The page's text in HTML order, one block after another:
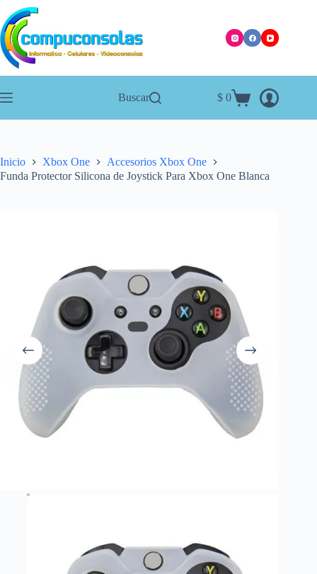
Saltar
al
contenido
Buscar
Carro
$ 0
Inicio Xbox One
Accesorios Xbox One
Funda Protector Silicona de Joystick Para Xbox One Blanca